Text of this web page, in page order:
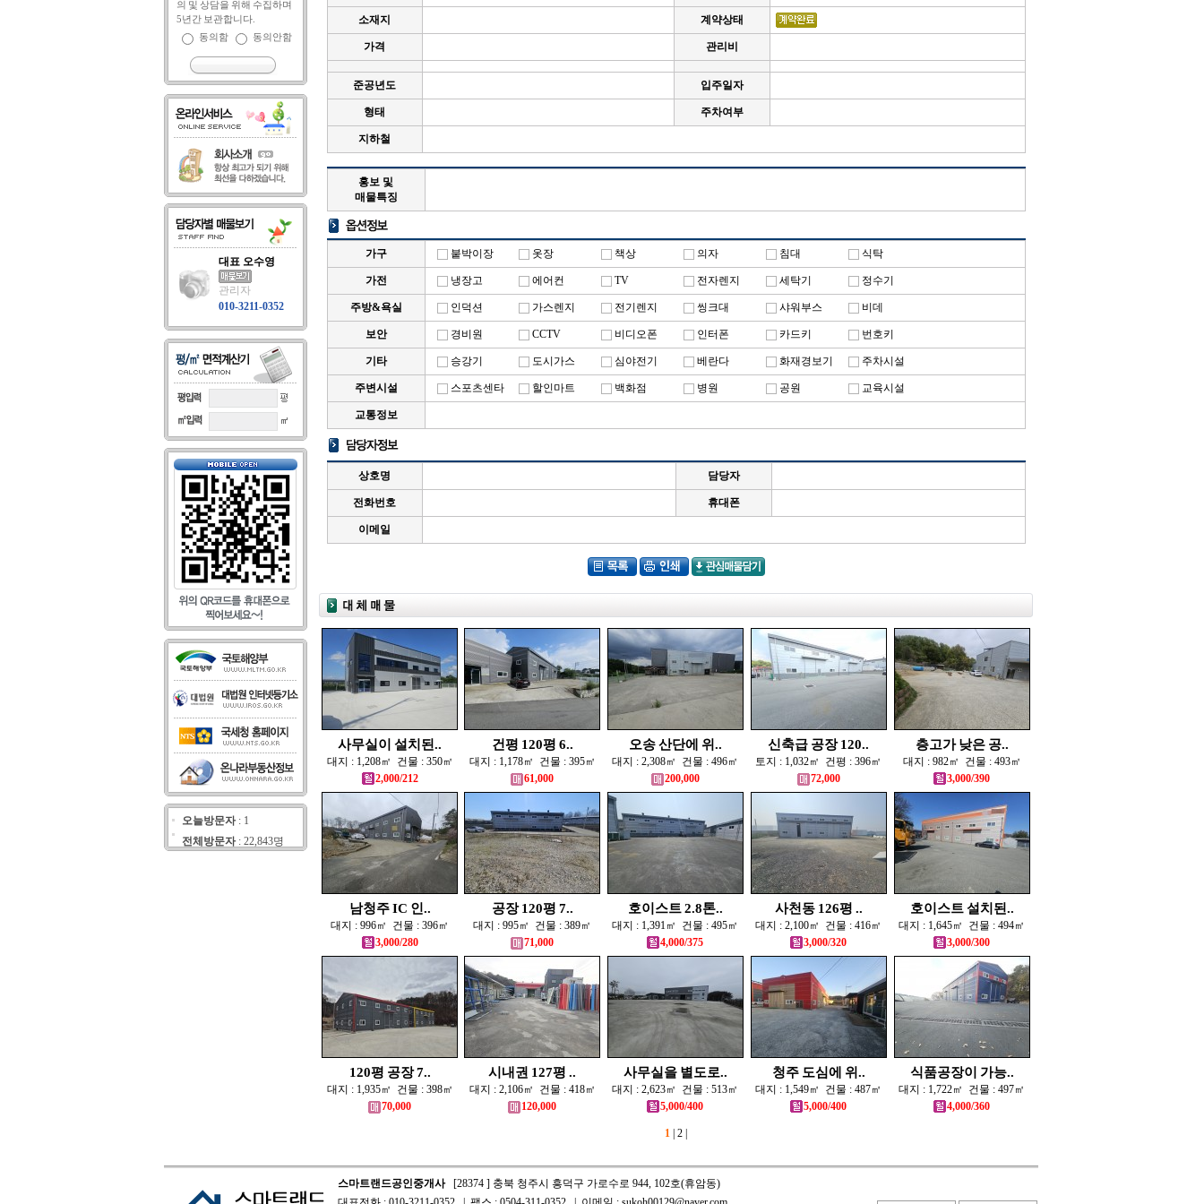
의 및 상담을 위해 수집하며
5년간 보관합니다.
동의함
동의안함
대표 오수영
관리자
010-3211-0352
오늘방문자 : 1
전체방문자: 22,843명
소재지 계약상태
가격 관리비
준공년도 입주일자
형태 주차여부
지하철
홍보 및
매물특징
가구 붙박이장 옷장 책상 의자 침대 식탁
가전 냉장고 에어컨 TV 전자렌지 세탁기 정수기
주방&욕실 인덕션 가스렌지 전기렌지 씽크대 샤워부스 비데
보안 경비원 CCTV 비디오폰 인터폰 카드키 번호키
기타 승강기 도시가스 심야전기 베란다 화재경보기 주차시설
주변시설 스포츠센타 할인마트 백화점 병원 공원 교육시설
교통정보
상호명 담당자
전화번호 휴대폰
이메일
사무실이 설치된..
대지 : 1,208㎡ 건물 : 350㎡
2,000/212
건평 120평 6..
대지 : 1,178㎡ 건물 : 395㎡
61,000
오송 산단에 위..
대지 : 2,308㎡ 건물 : 496㎡
200,000
신축급 공장 120..
토지 : 1,032㎡ 건평 : 396㎡
72,000
층고가 낮은 공..
대지 : 982㎡ 건물 : 493㎡
3,000/390
남청주 IC 인..
대지 : 996㎡ 건물 : 396㎡
3,000/280
공장 120평 7..
대지 : 995㎡ 건물 : 389㎡
71,000
호이스트 2.8톤..
대지 : 1,391㎡ 건물 : 495㎡
4,000/375
사천동 126평 ..
대지 : 2,100㎡ 건물 : 416㎡
3,000/320
호이스트 설치된..
대지 : 1,645㎡ 건물 : 494㎡
3,000/300
120평 공장 7..
대지 : 1,935㎡ 건물 : 398㎡
70,000
시내권 127평 ..
대지 : 2,106㎡ 건물 : 418㎡
120,000
사무실을 별도로..
대지 : 2,623㎡ 건물 : 513㎡
5,000/400
청주 도심에 위..
대지 : 1,549㎡ 건물 : 487㎡
5,000/400
식품공장이 가능..
대지 : 1,722㎡ 건물 : 497㎡
4,000/360
1 2
스마트랜드공인중개사[28374 ] 충북 청주시 흥덕구 가로수로 944, 102호(휴암동)